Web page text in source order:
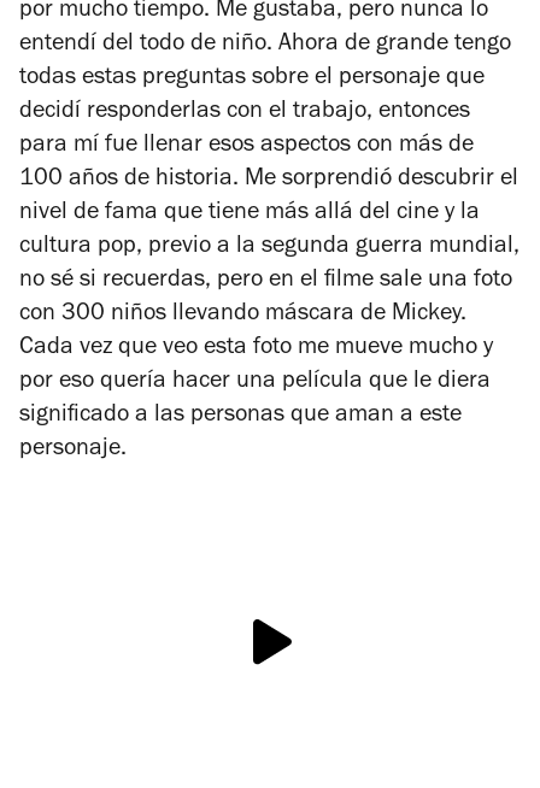
por mucho tiempo. Me gustaba, pero nunca lo
entendí del todo de niño. Ahora de grande tengo
todas estas preguntas sobre el personaje que
decidí responderlas con el trabajo, entonces
para mí fue llenar esos aspectos con más de
100 años de historia. Me sorprendió descubrir el
nivel de fama que tiene más allá del cine y la
cultura pop, previo a la segunda guerra mundial,
no sé si recuerdas, pero en el filme sale una foto
con 300 niños llevando máscara de Mickey.
Cada vez que veo esta foto me mueve mucho y
por eso quería hacer una película que le diera
significado a las personas que aman a este
personaje.